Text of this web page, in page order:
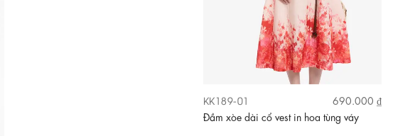
KK189-01
690.000 ₫
Đầm xòe dài cổ vest in hoa tùng váy